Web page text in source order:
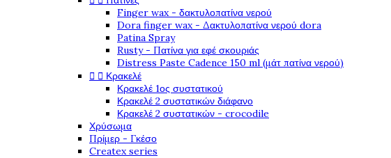
Finger wax - δακτυλοπατίνα νερού
Dora finger wax - Δακτυλοπατίνα νερού dora
Patina Spray
Rusty - Πατίνα για εφέ σκουριάς
Distress Paste Cadence 150 ml (μάτ πατίνα νερού)
  Κρακελέ
Κρακελέ 1ος συστατικού
Κρακελέ 2 συστατικών διάφανο
Κρακελέ 2 συστατικών - crocodile
Χρύσωμα
Πρίμερ - Γκέσο
Createx series